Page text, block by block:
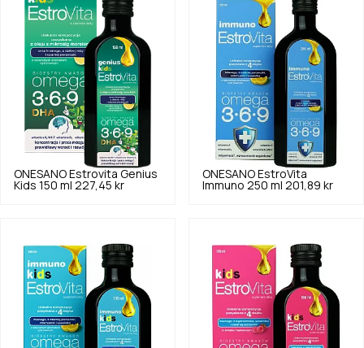
ONESANO Estrovita Genius
Kids 150 ml 227,45 kr
ONESANO EstroVita
Immuno 250 ml 201,89 kr